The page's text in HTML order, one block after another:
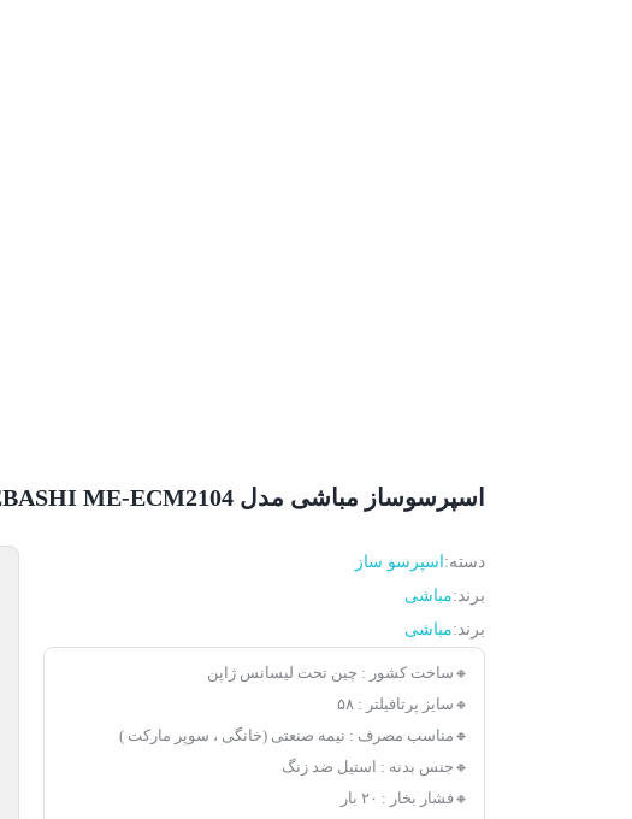
اسپرسوساز مباشی مدل MEBASHI ME-ECM2104
دسته: اسپرسو ساز
برند:مباشی
برند:مباشی
🔸ساخت کشور : چین تحت لیسانس ژاپن
🔸سایز پرتافیلتر : ۵۸
🔸مناسب مصرف : نیمه صنعتی (خانگی ، سوپر مارکت )
🔸جنس بدنه : استیل ضد زنگ
🔸فشار بخار : ۲۰ بار